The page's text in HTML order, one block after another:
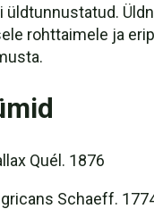
üldtunnustatud.
rohttaimele ja
Quél. 1876
Schaeff.